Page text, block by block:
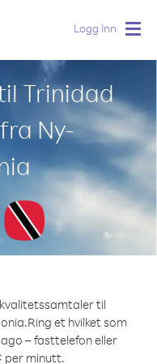
Logg Inn
Trinidad
Ny-
til
Ring et hvilket som
– fasttelefon eller
per minutt.